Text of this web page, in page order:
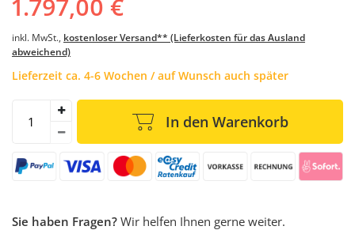
1.797,00 €
inkl. MwSt., kostenloser Versand** (Lieferkosten für das Ausland
abweichend)
Lieferzeit ca. 4-6 Wochen / auf Wunsch auch später
In den Warenkorb
Sie haben Fragen? Wir helfen Ihnen gerne weiter.